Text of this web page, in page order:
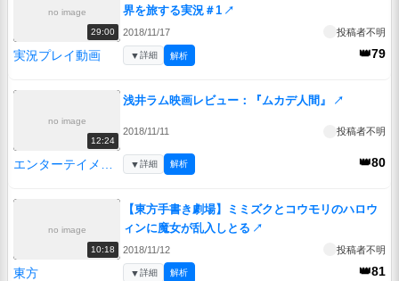
no image
29:00
界を旅する実況＃1 ↗
2018/11/17 投稿者不明
実況プレイ動画 👑79
▼詳細 解析
no image
12:24
浅井ラム映画レビュー：『ムカデ人間』 ↗
2018/11/11 投稿者不明
エンターテイメント 👑80
▼詳細 解析
no image
10:18
【東方手書き劇場】ミミズクとコウモリのハロウ
ィンに魔女が乱入しとる ↗
2018/11/12 投稿者不明
東方 👑81
▼詳細 解析